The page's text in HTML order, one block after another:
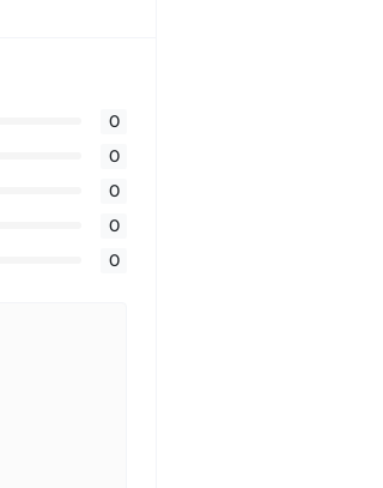
0
0
0
0
0